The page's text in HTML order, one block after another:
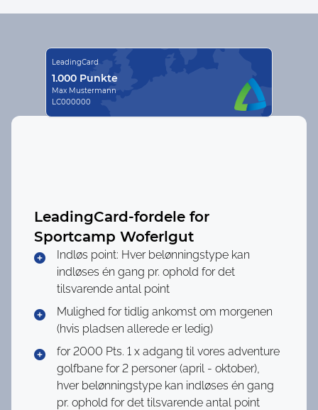
LeadingCard-fordele for
Sportcamp Woferlgut
Indløs point: Hver belønningstype kan
indløses én gang pr. ophold for det
tilsvarende antal point
Mulighed for tidlig ankomst om morgenen
(hvis pladsen allerede er ledig)
for 2000 Pts. 1 x adgang til vores adventure
golfbane for 2 personer (april - oktober),
hver belønningstype kan indløses én gang
pr. ophold for det tilsvarende antal point
LeadingCard
1.000 Punkte
Max Mustermann
LC000000